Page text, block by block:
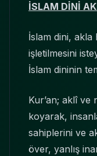
İSLAM DİNİ
İslam dini, akla
işletilmesini
İslam dininin
Kur’an; aklî ve
koyarak,
sahiplerini ve
över, yanlış